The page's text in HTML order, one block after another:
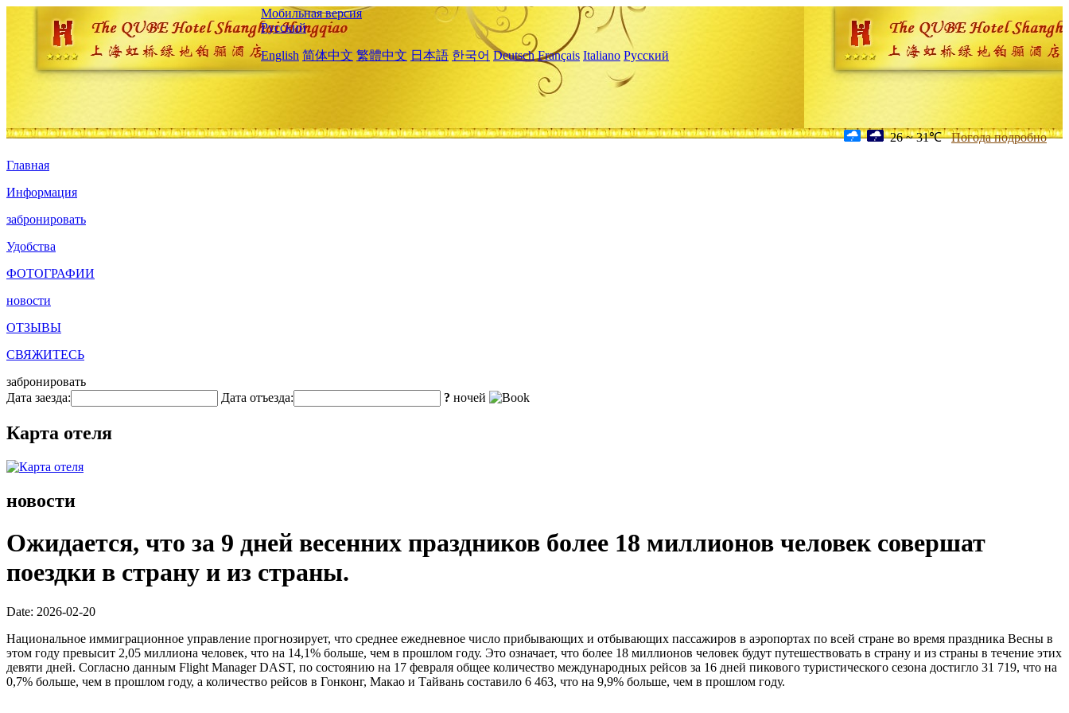
Мобильная версия
Русский
English 简体中文 繁體中文 日本語 한국어 Deutsch Français Italiano Русский
26 ~ 31℃ Погода подробно
Главная
Информация
забронировать
Удобства
ФОТОГРАФИИ
новости
ОТЗЫВЫ
СВЯЖИТЕСЬ
забронировать
Дата заезда:
Дата отъезда: ? ночей
Карта отеля
новости
Ожидается, что за 9 дней весенних праздников более 18 миллионов человек совершат
поездки в страну и из страны.
Date: 2026-02-20
Национальное иммиграционное управление прогнозирует, что среднее ежедневное число прибывающих и отбывающих пассажиров в аэропортах по всей стране во время праздника Весны в
этом году превысит 2,05 миллиона человек, что на 14,1% больше, чем в прошлом году. Это означает, что более 18 миллионов человек будут путешествовать в страну и из страны в течение этих
девяти дней. Согласно данным Flight Manager DAST, по состоянию на 17 февраля общее количество международных рейсов за 16 дней пикового туристического сезона достигло 31 719, что на
0,7% больше, чем в прошлом году, а количество рейсов в Гонконг, Макао и Тайвань составило 6 463, что на 9,9% больше, чем в прошлом году.